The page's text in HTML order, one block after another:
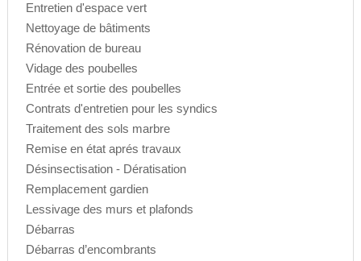
Entretien d'espace vert
Nettoyage de bâtiments
Rénovation de bureau
Vidage des poubelles
Entrée et sortie des poubelles
Contrats d'entretien pour les syndics
Traitement des sols marbre
Remise en état aprés travaux
Désinsectisation - Dératisation
Remplacement gardien
Lessivage des murs et plafonds
Débarras
Débarras d’encombrants